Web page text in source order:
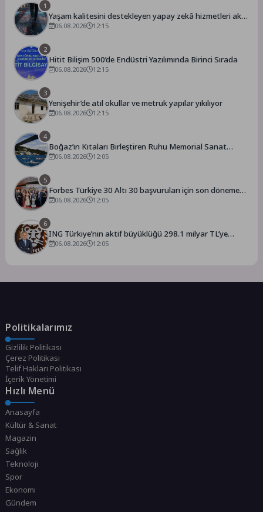
1
Yaşam kalitesini destekleyen yapay zekâ hizmetleri akıllı
kentler için finansman ve altyapı kadar önemli
06.08.2026 12:15
2
Hitit Bilişim 500’de Endüstri Yazılımında Birinci Sırada
06.08.2026 12:15
3
Yenişehir’de atıl okullar ve metruk yapılar yıkılıyor
06.08.2026 12:15
4
Boğaz’ın Kıtaları Birleştiren Ruhu Memorial Sanat
Galerilerinde
06.08.2026 12:05
5
Forbes Türkiye 30 Altı 30 başvuruları için son dönemece
girildi!
06.08.2026 12:05
6
ING Türkiye’nin aktif büyüklüğü 298.1 milyar TL’ye
ulaştı
06.08.2026 12:05
Politikalarımız
Gizlilik Politikası
Çerez Politikası
Telif Hakları Politikası
İçerik Yönetimi
Hızlı Menü
Anasayfa
Kültür & Sanat
Magazin
Sağlık
Teknoloji
Spor
Ekonomi
Gündem